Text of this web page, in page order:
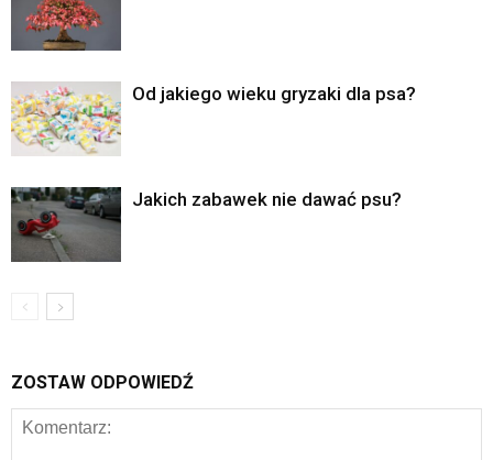
Od jakiego wieku gryzaki dla psa?
Jakich zabawek nie dawać psu?
ZOSTAW ODPOWIEDŹ